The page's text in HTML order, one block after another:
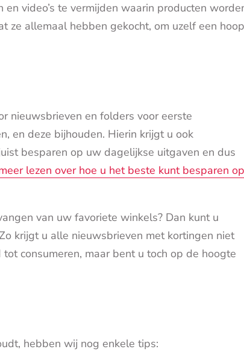
video’s te vermijden waarin producten
ze allemaal hebben gekocht, om uzelf een hoop
nieuwsbrieven en folders voor eerste
en deze bijhouden. Hierin krijgt u ook
besparen op uw dagelijkse uitgaven en dus
lezen over hoe u het beste kunt besparen op
van uw favoriete winkels? Dan kunt u
krijgt u alle nieuwsbrieven met kortingen niet
consumeren, maar bent u toch op de hoogte
hebben wij nog enkele tips: